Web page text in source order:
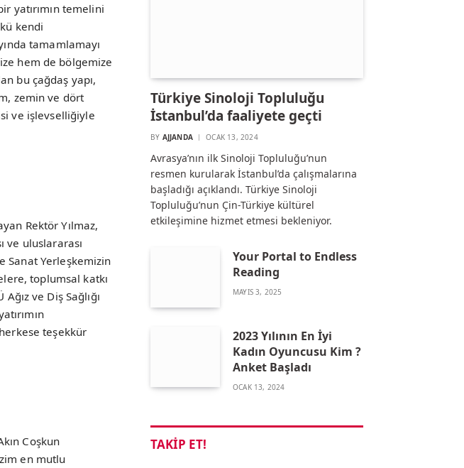
yatırımın temelini
kendi
tamamlamayı
hem de bölgemize
bu çağdaş yapı,
zemin ve dört
ve işlevselliğiyle
Rektör Yılmaz,
ve uluslararası
Sanat Yerleşkemizin
toplumsal katkı
ve Diş Sağlığı
teşekkür
Coşkun
en mutlu
Türkiye Sinoloji Topluluğu
İstanbul’da faaliyete geçti
BY AJJANDA OCAK 13, 2024
Avrasya’nın ilk Sinoloji Topluluğu’nun
resmen kurularak İstanbul’da çalışmalarına
başladığı açıklandı. Türkiye Sinoloji
Topluluğu’nun Çin-Türkiye kültürel
etkileşimine hizmet etmesi bekleniyor.
Your Portal to Endless
Reading
MAYIS 3, 2025
2023 Yılının En İyi
Kadın Oyuncusu Kim ?
Anket Başladı
OCAK 13, 2024
TAKIP ET!